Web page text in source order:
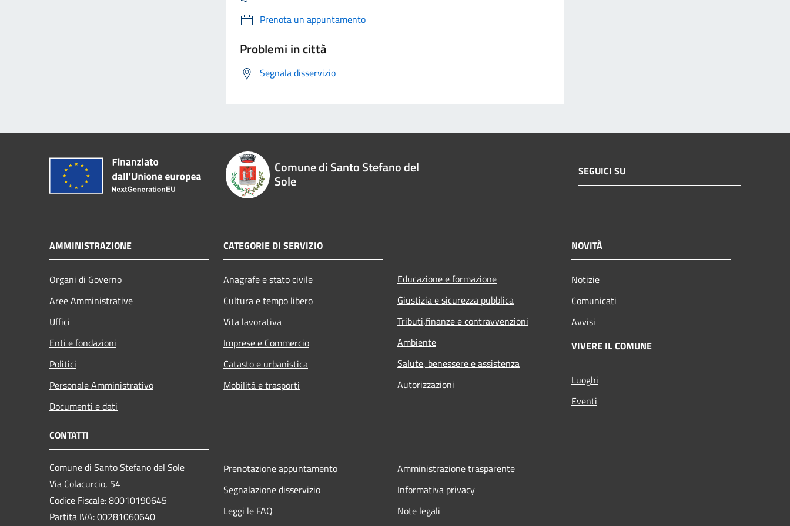
Prenota un appuntamento
Problemi in città
Segnala disservizio
Comune di Santo Stefano del
Sole
SEGUICI SU
AMMINISTRAZIONE
Organi di Governo
Aree Amministrative
Uffici
Enti e fondazioni
Politici
Personale Amministrativo
Documenti e dati
CATEGORIE DI SERVIZIO
Anagrafe e stato civile
Cultura e tempo libero
Vita lavorativa
Imprese e Commercio
Catasto e urbanistica
Mobilità e trasporti
Educazione e formazione
Giustizia e sicurezza pubblica
Tributi,finanze e contravvenzioni
Ambiente
Salute, benessere e assistenza
Autorizzazioni
NOVITÀ
Notizie
Comunicati
Avvisi
VIVERE IL COMUNE
Luoghi
Eventi
CONTATTI
Comune di Santo Stefano del Sole
Via Colacurcio, 54
Codice Fiscale: 80010190645
Partita IVA: 00281060640
Prenotazione appuntamento
Segnalazione disservizio
Leggi le FAQ
Amministrazione trasparente
Informativa privacy
Note legali